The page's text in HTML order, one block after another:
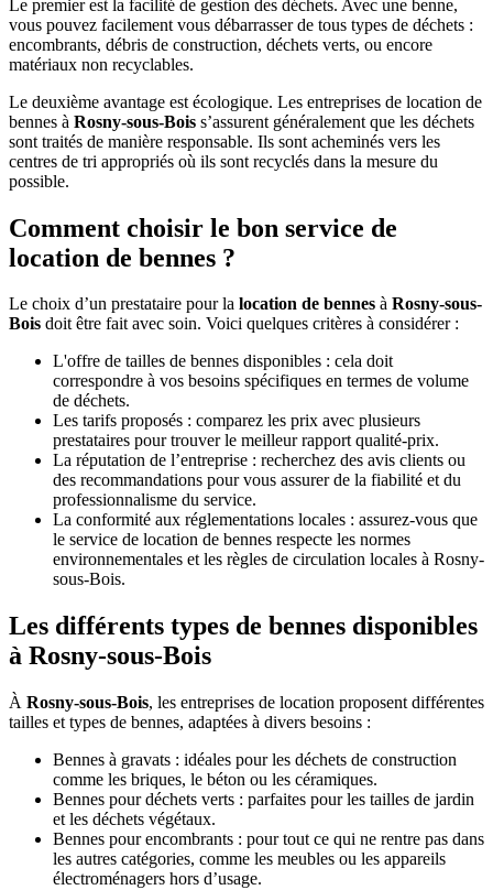
Le premier est la facilité de gestion des déchets. Avec une benne,
vous pouvez facilement vous débarrasser de tous types de déchets :
encombrants, débris de construction, déchets verts, ou encore
matériaux non recyclables.
Le deuxième avantage est écologique. Les entreprises de location de
bennes à Rosny-sous-Bois s’assurent généralement que les déchets
sont traités de manière responsable. Ils sont acheminés vers les
centres de tri appropriés où ils sont recyclés dans la mesure du
possible.
Comment choisir le bon service de
location de bennes ?
Le choix d’un prestataire pour la location de bennes à Rosny-sous-
Bois doit être fait avec soin. Voici quelques critères à considérer :
L'offre de tailles de bennes disponibles : cela doit
correspondre à vos besoins spécifiques en termes de volume
de déchets.
Les tarifs proposés : comparez les prix avec plusieurs
prestataires pour trouver le meilleur rapport qualité-prix.
La réputation de l’entreprise : recherchez des avis clients ou
des recommandations pour vous assurer de la fiabilité et du
professionnalisme du service.
La conformité aux réglementations locales : assurez-vous que
le service de location de bennes respecte les normes
environnementales et les règles de circulation locales à Rosny-
sous-Bois.
Les différents types de bennes disponibles
à Rosny-sous-Bois
À Rosny-sous-Bois, les entreprises de location proposent différentes
tailles et types de bennes, adaptées à divers besoins :
Bennes à gravats : idéales pour les déchets de construction
comme les briques, le béton ou les céramiques.
Bennes pour déchets verts : parfaites pour les tailles de jardin
et les déchets végétaux.
Bennes pour encombrants : pour tout ce qui ne rentre pas dans
les autres catégories, comme les meubles ou les appareils
électroménagers hors d’usage.